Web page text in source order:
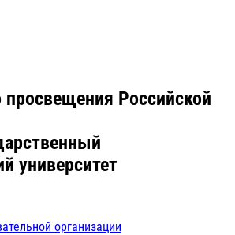
просвещения Российской
университет
организации